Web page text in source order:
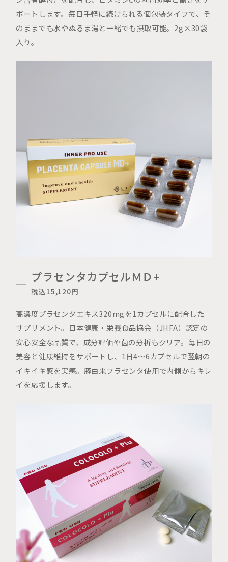
ポートします。毎日手軽に続けられる個包装タイプで、そ
のままでも水やぬるま湯と一緒でも摂取可能。2g×30袋
入り。
プラセンタカプセルＭＤ+
税込15,120円
高濃度プラセンタエキス320mgを1カプセルに配合した
サプリメント。日本健康・栄養食品協会（JHFA）認定の
安心安全な品質で、成分評価や菌の分析もクリア。毎日の
美容と健康維持をサポートし、1日4～6カプセルで翌朝の
イキイキ感を実感。豚由来プラセンタ使用で内側からキレ
イを応援します。